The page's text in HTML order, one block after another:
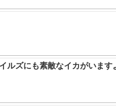
ルズにも素敵なイカがいます